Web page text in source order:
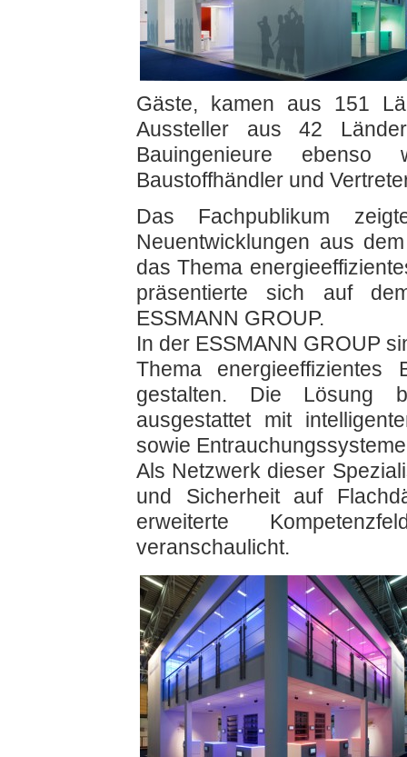
Gäste, kamen aus 151
Aussteller aus 42
Bauingenieure ebenso
Baustoffhändler und
Das Fachpublikum
Neuentwicklungen aus
das Thema
präsentierte sich auf
ESSMANN GROUP.
In der ESSMANN GROUP
Thema
gestalten. Die Lösung
ausgestattet mit
sowie
Als Netzwerk dieser
und Sicherheit auf
erweiterte
veranschaulicht.